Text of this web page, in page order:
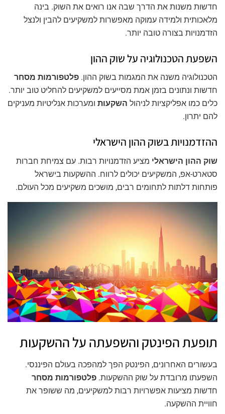
חדשות משנות את הדרך שבה אנו רואים את השוק. בינה
מלאכותית ולמידה עמוקה מאפשרות למשקיעים להבין ולנצל
הזדמנויות בצורה טובה יותר.
השפעת הטכנולוגיה על שוק ההון
הטכנולוגיה משנה את המגמות בשוק ההון. פלטפורמות מסחר
חדשות ונתונים בזמן אמת מסייעים למשקיעים להחליט טוב יותר.
כלים כמו אפליקציות לניהול השקעות ומערכות אנליטיות מעניקים
להם יתרון.
ההזדמנויות בשוק ההון הישראלי
שוק ההון הישראלי מציע הזדמנויות רבות. עם צמיחת חברות
סטארט-אפ, המשקיעים יכולים לרווח. ההשקעות בישראל
פותחות דלתות לתחומים רבים, מושכים משקיעים מכל העולם.
תופעת הפינטק והשפעתה על ההשקעות
בעשורים האחרונים, הפינטק הפך למהפכה בעולם הפיננסי.
השפעתו מרובדת על שוק ההשקעות. פלטפורמות מסחר
חדשות מציעות אפשרויות רבות למשקיעים, מה ששופר את
חוויית ההשקעה.